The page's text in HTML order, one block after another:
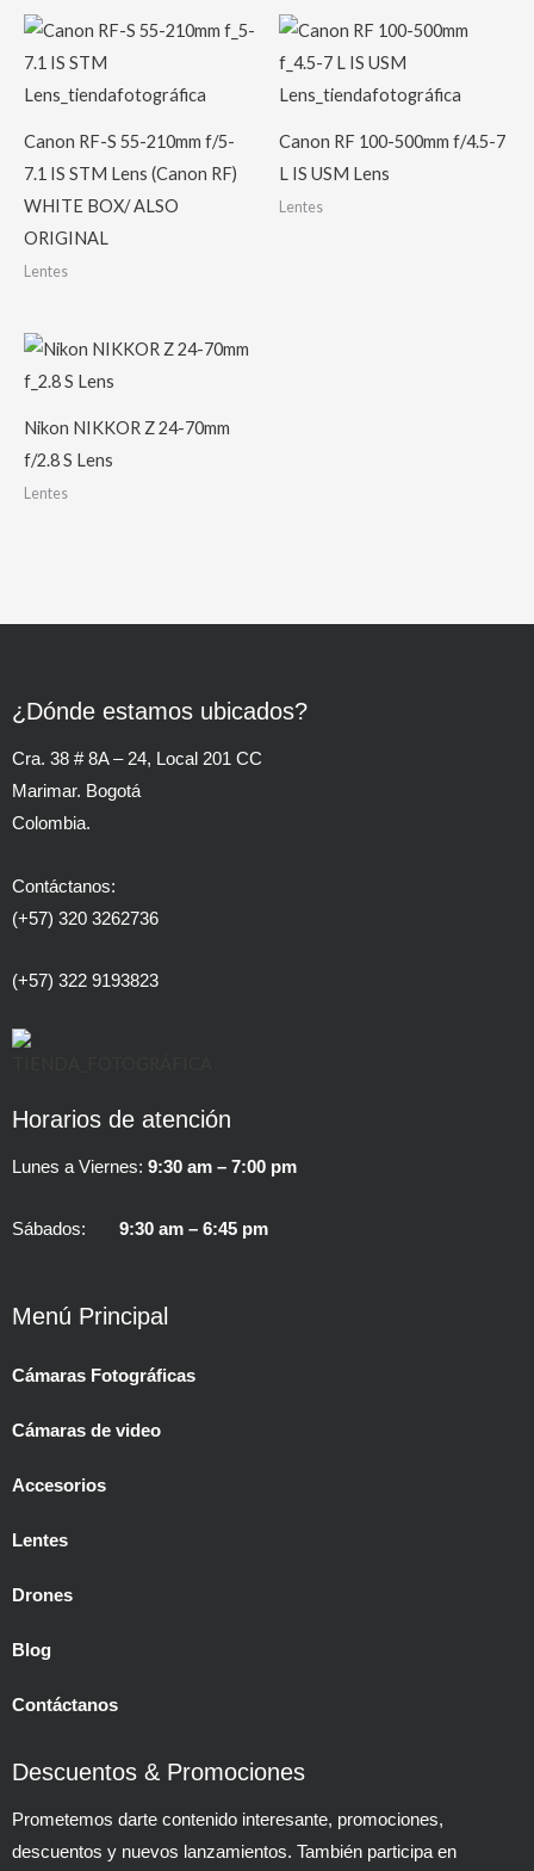
Canon RF-S 55-210mm f/5-
7.1 IS STM Lens (Canon RF)
WHITE BOX/ ALSO
ORIGINAL
Lentes
Canon RF 100-500mm f/4.5-7
L IS USM Lens
Lentes
Nikon NIKKOR Z 24-70mm
f/2.8 S Lens
Lentes
¿Dónde estamos ubicados?
Cra. 38 # 8A – 24, Local 201 CC
Marimar. Bogotá
Colombia.
Contáctanos:
(+57) 320 3262736
(+57) 322 9193823
Horarios de atención
Lunes a Viernes: 9:30 am – 7:00 pm
Sábados: 9:30 am – 6:45 pm
Menú Principal
Cámaras Fotográficas
Cámaras de video
Accesorios
Lentes
Drones
Blog
Contáctanos
Descuentos & Promociones
Prometemos darte contenido interesante, promociones,
descuentos y nuevos lanzamientos. También participa en